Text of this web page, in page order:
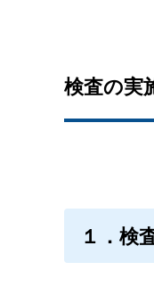
検査の実
１．検